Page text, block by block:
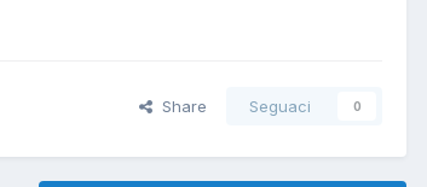
Share Seguaci 0